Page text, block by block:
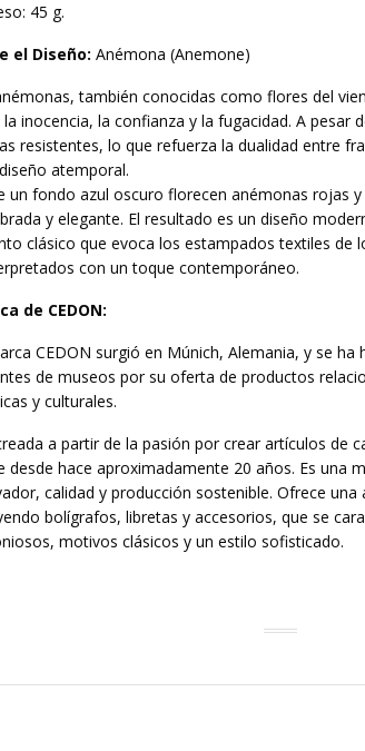
45 g.
el Diseño: Anémona (Anemone)
también conocidas como flores del
inocencia, la confianza y la fugacidad. A pesar
resistentes, lo que refuerza la dualidad entre
atemporal.
un fondo azul oscuro florecen anémonas rojas
y elegante. El resultado es un diseño
clásico que evoca los estampados textiles de
con un toque contemporáneo.
de CEDON:
CEDON surgió en Múnich, Alemania, y se
de museos por su oferta de productos
y culturales.
a partir de la pasión por crear artículos de
desde hace aproximadamente 20 años. Es una
calidad y producción sostenible. Ofrece
bolígrafos, libretas y accesorios, que se
motivos clásicos y un estilo sofisticado.